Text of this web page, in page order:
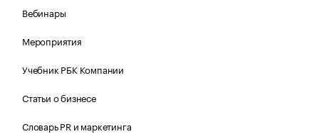
Вебинары
Мероприятия
Учебник РБК Компании
Статьи о бизнесе
Словарь PR и маркетинга